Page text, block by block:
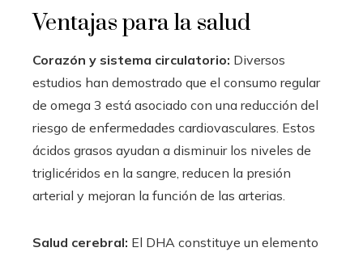
Ventajas para la salud
Corazón y sistema circulatorio: Diversos
estudios han demostrado que el consumo regular
de omega 3 está asociado con una reducción del
riesgo de enfermedades cardiovasculares. Estos
ácidos grasos ayudan a disminuir los niveles de
triglicéridos en la sangre, reducen la presión
arterial y mejoran la función de las arterias.
Salud cerebral: El DHA constituye un elemento